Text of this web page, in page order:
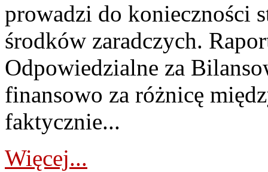
prowadzi do konieczności
środków zaradczych.
Odpowiedzialne za
finansowo za różnicę
faktycznie...
Więcej...